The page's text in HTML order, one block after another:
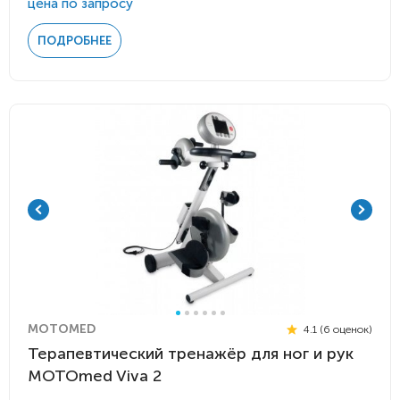
цена по запросу
ПОДРОБНЕЕ
MOTOMED 4.1 (6 оценок)
Терапевтический тренажёр для ног и рук
MOTOmed Viva 2